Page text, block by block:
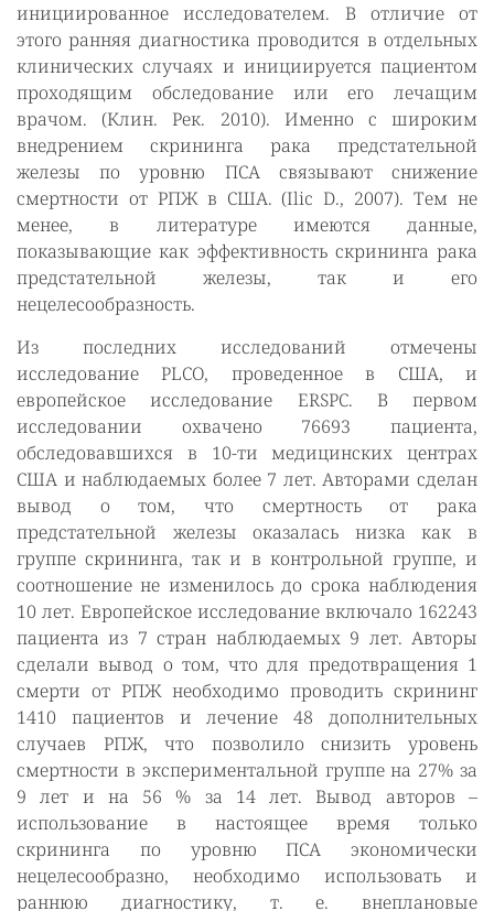
инициированное исследователем. В отличие от
этого ранняя диагностика проводится в отдельных
клинических случаях и инициируется пациентом
проходящим обследование или его лечащим
врачом. (Клин. Рек. 2010). Именно с широким
внедрением скрининга рака предстательной
железы по уровню ПСА связывают снижение
смертности от РПЖ в США. (Ilic D., 2007). Тем не
менее, в литературе имеются данные,
показывающие как эффективность скрининга рака
предстательной железы, так и его
нецелесообразность.
Из последних исследований отмечены
исследование PLCO, проведенное в США, и
европейское исследование ERSPC. В первом
исследовании охвачено 76693 пациента,
обследовавшихся в 10-ти медицинских центрах
США и наблюдаемых более 7 лет. Авторами сделан
вывод о том, что смертность от рака
предстательной железы оказалась низка как в
группе скрининга, так и в контрольной группе, и
соотношение не изменилось до срока наблюдения
10 лет. Европейское исследование включало 162243
пациента из 7 стран наблюдаемых 9 лет. Авторы
сделали вывод о том, что для предотвращения 1
смерти от РПЖ необходимо проводить скрининг
1410 пациентов и лечение 48 дополнительных
случаев РПЖ, что позволило снизить уровень
смертности в экспериментальной группе на 27% за
9 лет и на 56 % за 14 лет. Вывод авторов –
использование в настоящее время только
скрининга по уровню ПСА экономически
нецелесообразно, необходимо использовать и
раннюю диагностику, т. е. внеплановые